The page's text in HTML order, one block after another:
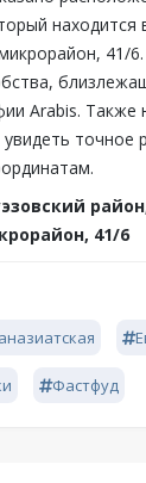
находится
41/6.
Arabis. Также
точное
41/6
Фастфуд